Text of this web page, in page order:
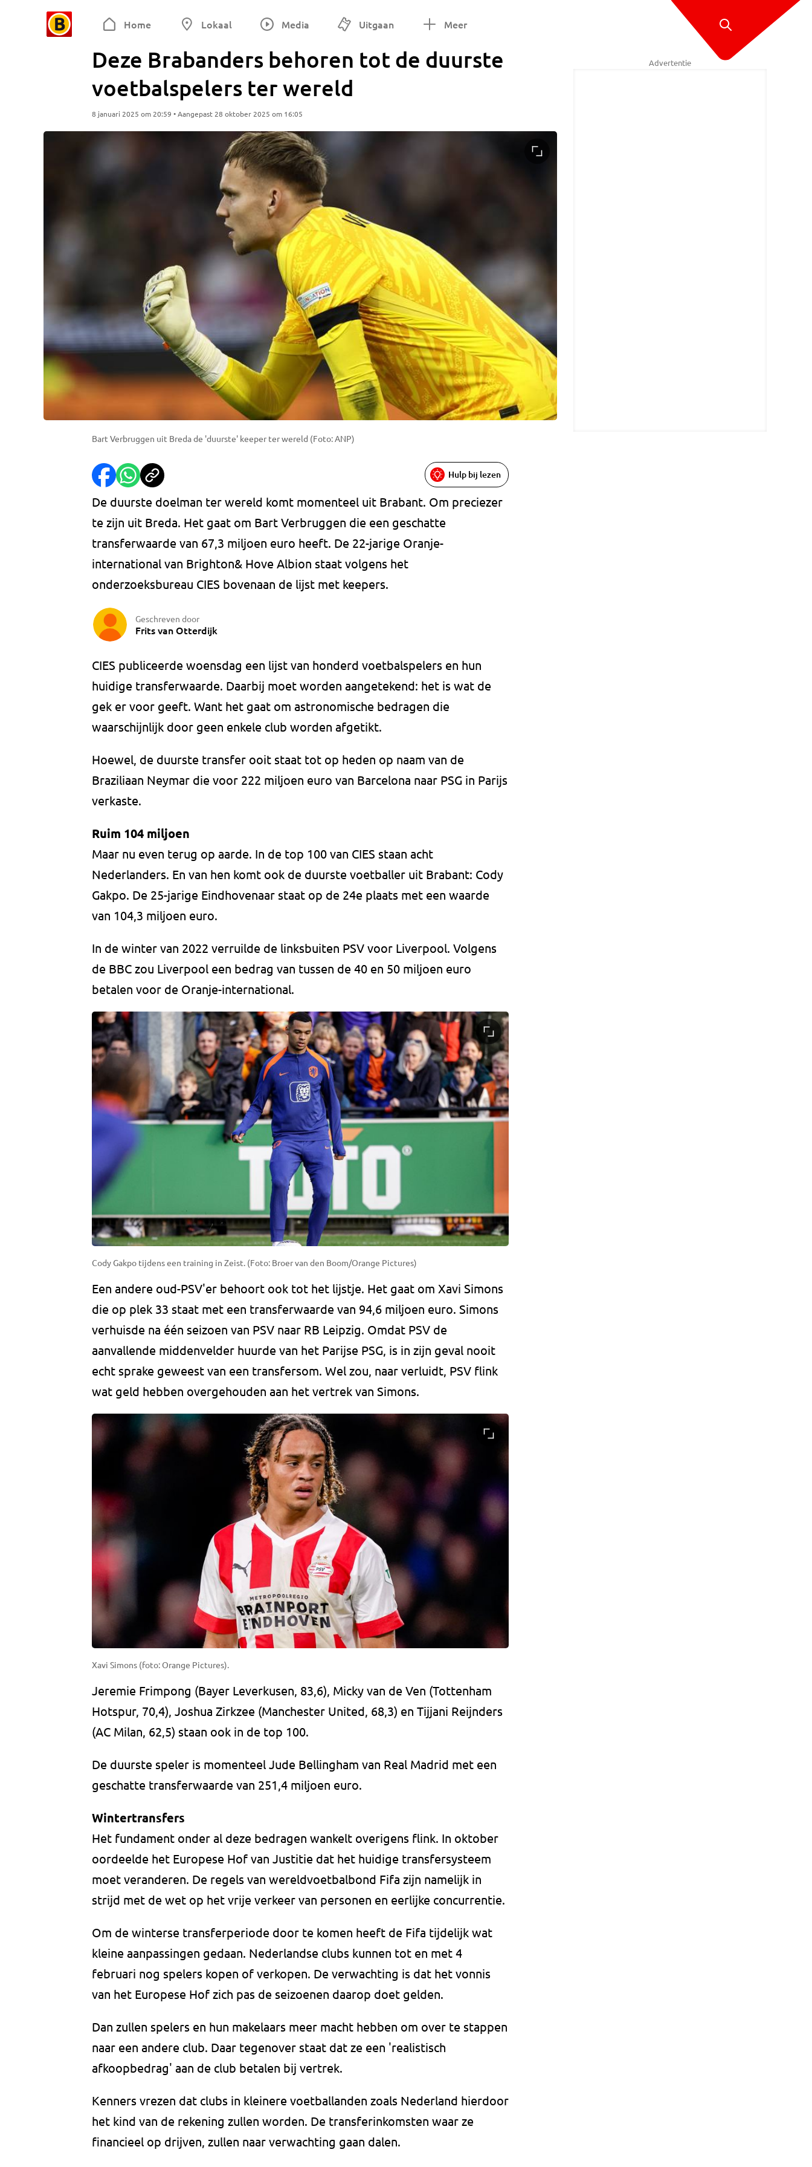
Home Lokaal Media Uitgaan Meer
Deze Brabanders behoren tot de duurste
voetbalspelers ter wereld
8 januari 2025 om 20:59 • Aangepast 28 oktober 2025 om 16:05
Bart Verbruggen uit Breda de 'duurste' keeper ter wereld (Foto: ANP)
Hulp bij lezen
De duurste doelman ter wereld komt momenteel uit Brabant. Om preciezer
te zijn uit Breda. Het gaat om Bart Verbruggen die een geschatte
transferwaarde van 67,3 miljoen euro heeft. De 22-jarige Oranje-
international van Brighton& Hove Albion staat volgens het
onderzoeksbureau CIES bovenaan de lijst met keepers.
Geschreven door
Frits van Otterdijk
CIES publiceerde woensdag een lijst van honderd voetbalspelers en hun
huidige transferwaarde. Daarbij moet worden aangetekend: het is wat de
gek er voor geeft. Want het gaat om astronomische bedragen die
waarschijnlijk door geen enkele club worden afgetikt.
Hoewel, de duurste transfer ooit staat tot op heden op naam van de
Braziliaan Neymar die voor 222 miljoen euro van Barcelona naar PSG in Parijs
verkaste.
Ruim 104 miljoen
Maar nu even terug op aarde. In de top 100 van CIES staan acht
Nederlanders. En van hen komt ook de duurste voetballer uit Brabant: Cody
Gakpo. De 25-jarige Eindhovenaar staat op de 24e plaats met een waarde
van 104,3 miljoen euro.
In de winter van 2022 verruilde de linksbuiten PSV voor Liverpool. Volgens
de BBC zou Liverpool een bedrag van tussen de 40 en 50 miljoen euro
betalen voor de Oranje-international.
Cody Gakpo tijdens een training in Zeist. (Foto: Broer van den Boom/Orange Pictures)
Een andere oud-PSV'er behoort ook tot het lijstje. Het gaat om Xavi Simons
die op plek 33 staat met een transferwaarde van 94,6 miljoen euro. Simons
verhuisde na één seizoen van PSV naar RB Leipzig. Omdat PSV de
aanvallende middenvelder huurde van het Parijse PSG, is in zijn geval nooit
echt sprake geweest van een transfersom. Wel zou, naar verluidt, PSV flink
wat geld hebben overgehouden aan het vertrek van Simons.
Xavi Simons (foto: Orange Pictures).
Jeremie Frimpong (Bayer Leverkusen, 83,6), Micky van de Ven (Tottenham
Hotspur, 70,4), Joshua Zirkzee (Manchester United, 68,3) en Tijjani Reijnders
(AC Milan, 62,5) staan ook in de top 100.
De duurste speler is momenteel Jude Bellingham van Real Madrid met een
geschatte transferwaarde van 251,4 miljoen euro.
Wintertransfers
Het fundament onder al deze bedragen wankelt overigens flink. In oktober
oordeelde het Europese Hof van Justitie dat het huidige transfersysteem
moet veranderen. De regels van wereldvoetbalbond Fifa zijn namelijk in
strijd met de wet op het vrije verkeer van personen en eerlijke concurrentie.
Om de winterse transferperiode door te komen heeft de Fifa tijdelijk wat
kleine aanpassingen gedaan. Nederlandse clubs kunnen tot en met 4
februari nog spelers kopen of verkopen. De verwachting is dat het vonnis
van het Europese Hof zich pas de seizoenen daarop doet gelden.
Dan zullen spelers en hun makelaars meer macht hebben om over te stappen
naar een andere club. Daar tegenover staat dat ze een 'realistisch
afkoopbedrag' aan de club betalen bij vertrek.
Kenners vrezen dat clubs in kleinere voetballanden zoals Nederland hierdoor
het kind van de rekening zullen worden. De transferinkomsten waar ze
financieel op drijven, zullen naar verwachting gaan dalen.
Advertentie